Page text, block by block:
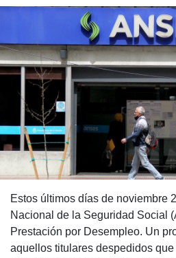
Estos últimos días de noviembre
Nacional de la Seguridad Social
Prestación por Desempleo. Un
aquellos titulares despedidos